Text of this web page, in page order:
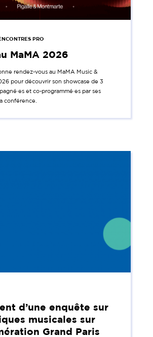
PRO
MaMA 2026
rendez-vous au MaMA Music &
pour découvrir son showcase de 3
et co-programmé·es par ses
conférence.
d’une enquête sur
musicales sur
Grand Paris